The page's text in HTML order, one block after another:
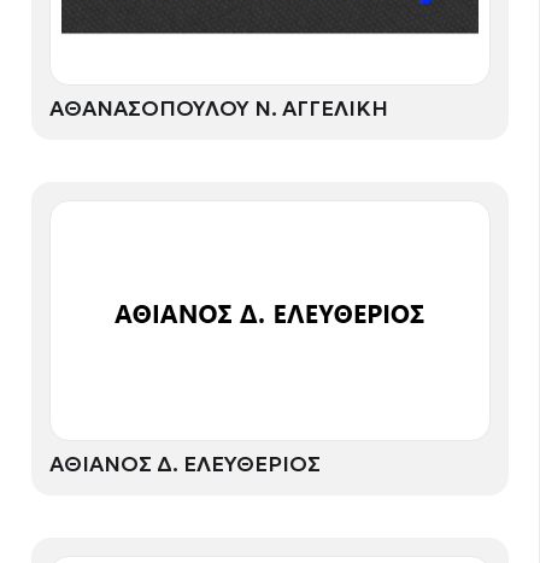
ΑΘΑΝΑΣΟΠΟΥΛΟΥ Ν. ΑΓΓΕΛΙΚΗ
ΑΘΙΑΝΟΣ Δ. ΕΛΕΥΘΕΡΙΟΣ